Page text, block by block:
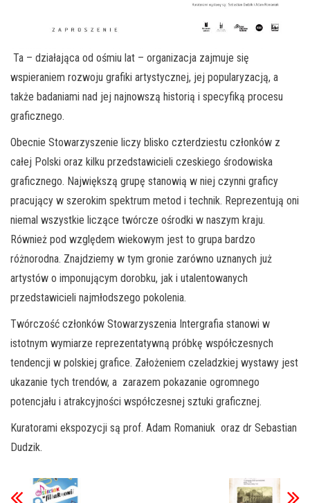
Ta – działająca od ośmiu lat – organizacja zajmuje się
wspieraniem rozwoju grafiki artystycznej, jej popularyzacją, a
także badaniami nad jej najnowszą historią i specyfiką procesu
graficznego.
Obecnie Stowarzyszenie liczy blisko czterdziestu członków z
całej Polski oraz kilku przedstawicieli czeskiego środowiska
graficznego. Największą grupę stanowią w niej czynni graficy
pracujący w szerokim spektrum metod i technik. Reprezentują oni
niemal wszystkie liczące twórcze ośrodki w naszym kraju.
Również pod względem wiekowym jest to grupa bardzo
różnorodna. Znajdziemy w tym gronie zarówno uznanych już
artystów o imponującym dorobku, jak i utalentowanych
przedstawicieli najmłodszego pokolenia.
Twórczość członków Stowarzyszenia Intergrafia stanowi w
istotnym wymiarze reprezentatywną próbkę współczesnych
tendencji w polskiej grafice. Założeniem czeladzkiej wystawy jest
ukazanie tych trendów, a zarazem pokazanie ogromnego
potencjału i atrakcyjności współczesnej sztuki graficznej.
Kuratorami ekspozycji są prof. Adam Romaniuk oraz dr Sebastian
Dudzik.